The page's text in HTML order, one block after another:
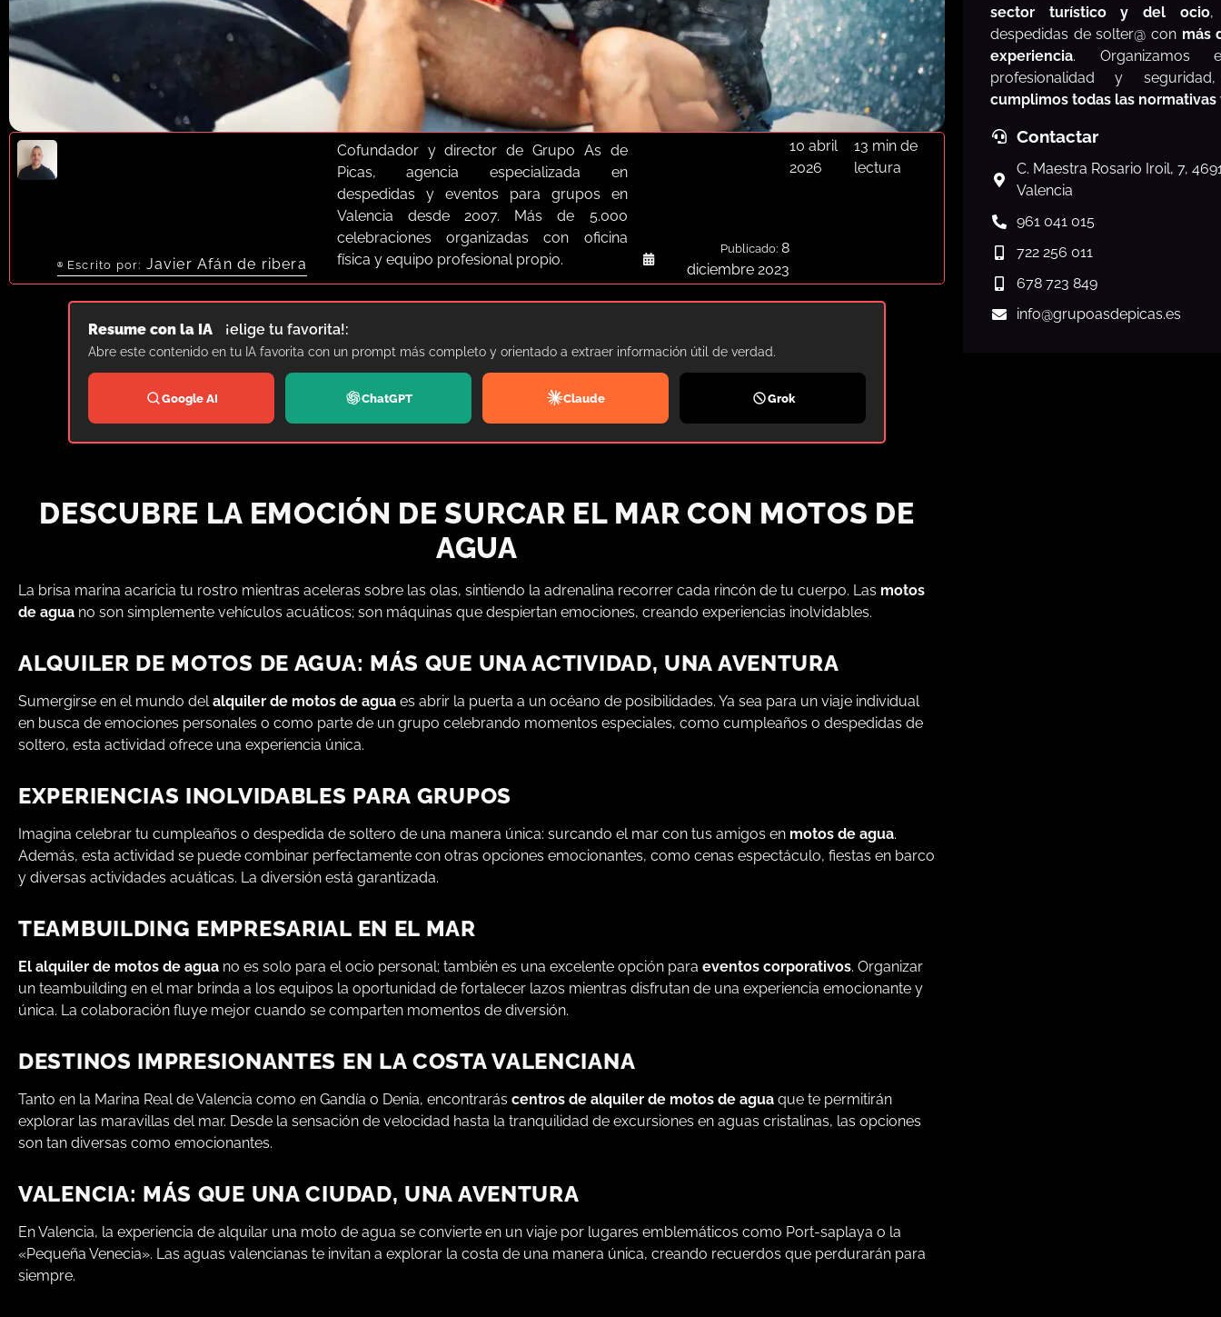
Escrito por: Javier Afán de ribera
Cofundador y director de Grupo As de
Picas, agencia especializada en
despedidas y eventos para grupos en
Valencia desde 2007. Más de 5.000
celebraciones organizadas con oficina
física y equipo profesional propio.
Publicado: 8
diciembre 2023
10 abril
2026
13 min de
lectura
Resume con la IA ¡elige tu favorita!:
Abre este contenido en tu IA favorita con un prompt más completo y orientado a extraer información útil de verdad.
Google AI ChatGPT Claude Grok
DESCUBRE LA EMOCIÓN DE SURCAR EL MAR CON MOTOS DE
AGUA
La brisa marina acaricia tu rostro mientras aceleras sobre las olas, sintiendo la adrenalina recorrer cada rincón de tu cuerpo. Las motos
de agua no son simplemente vehículos acuáticos; son máquinas que despiertan emociones, creando experiencias inolvidables.
ALQUILER DE MOTOS DE AGUA: MÁS QUE UNA ACTIVIDAD, UNA AVENTURA
Sumergirse en el mundo delalquiler de motos de agua es abrir la puerta a un océano de posibilidades. Ya sea para un viaje individual
en busca de emociones personales o como parte de un grupo celebrando momentos especiales, como cumpleaños o despedidas de
soltero, esta actividad ofrece una experiencia única.
EXPERIENCIAS INOLVIDABLES PARA GRUPOS
Imagina celebrar tu cumpleaños o despedida de soltero de una manera única: surcando el mar con tus amigos en motos de agua.
Además, esta actividad se puede combinar perfectamente con otras opciones emocionantes, como cenas espectáculo, fiestas en barco
y diversas actividades acuáticas. La diversión está garantizada.
TEAMBUILDING EMPRESARIAL EN EL MAR
El alquiler de motos de agua no es solo para el ocio personal; también es una excelente opción para eventos corporativos. Organizar
un teambuilding en el mar brinda a los equipos la oportunidad de fortalecer lazos mientras disfrutan de una experiencia emocionante y
única. La colaboración fluye mejor cuando se comparten momentos de diversión.
DESTINOS IMPRESIONANTES EN LA COSTA VALENCIANA
Tanto en la Marina Real de Valencia como en Gandía o Denia, encontrarás centros de alquiler de motos de agua que te permitirán
explorar las maravillas del mar. Desde la sensación de velocidad hasta la tranquilidad de excursiones en aguas cristalinas, las opciones
son tan diversas como emocionantes.
VALENCIA: MÁS QUE UNA CIUDAD, UNA AVENTURA
En Valencia, la experiencia de alquilar una moto de agua se convierte en un viaje por lugares emblemáticos como Port-saplaya o la
«Pequeña Venecia». Las aguas valencianas te invitan a explorar la costa de una manera única, creando recuerdos que perdurarán para
siempre.
sector turístico y del ocio,
despedidas de solter@ con más
experiencia. Organizamos
profesionalidad y
cumplimos todas las
Contactar
C. Maestra Rosario Iroil, 7,
Valencia
961 041 015
722 256 011
678 723 849
info@grupoasdepicas.es